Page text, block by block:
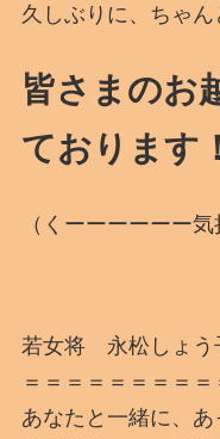
久しぶりに、ちゃ
皆さまのお
ております
（くーーーーーー気
若女将 永松しょう
＝＝＝＝＝＝＝＝
あなたと一緒に、あ